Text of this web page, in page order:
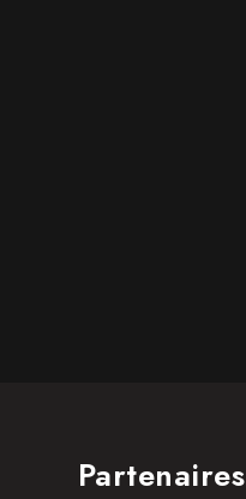
Partenaires